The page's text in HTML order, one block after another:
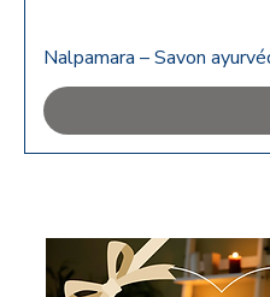
Nalpamara – Savon